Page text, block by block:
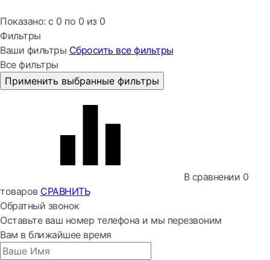
Показано: с 0 по 0 из 0
Фильтры
Ваши фильтры Сбросить все фильтры
Все фильтры
Применить выбранные фильтры
В сравнении 0
товаров СРАВНИТЬ
Обратный звонок
Оставьте ваш номер телефона и мы перезвоним
Вам в ближайшее время